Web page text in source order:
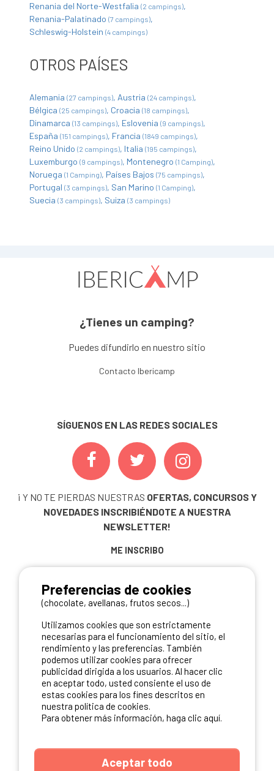
Renania del Norte-Westfalia (2 campings)
Renania-Palatinado (7 campings)
Schleswig-Holstein (4 campings)
OTROS PAÍSES
Alemania (27 campings) Austria (24 campings)
Bélgica (25 campings) Croacia (18 campings)
Dinamarca (13 campings) Eslovenia (9 campings)
España (151 campings) Francia (1849 campings)
Reino Unido (2 campings) Italia (195 campings)
Luxemburgo (9 campings) Montenegro (1 Camping)
Noruega (1 Camping) Países Bajos (75 campings)
Portugal (3 campings) San Marino (1 Camping)
Suecia (3 campings) Suiza (3 campings)
¿Tienes un camping?
Puedes difundirlo en nuestro sitio
Contacto Ibericamp
SÍGUENOS EN LAS REDES SOCIALES
¡ Y NO TE PIERDAS NUESTRAS OFERTAS, CONCURSOS Y
NOVEDADES INSCRIBIÉNDOTE A NUESTRA
NEWSLETTER!
ME INSCRIBO
NUESTROS PARTNERS
Preferencias de cookies
(chocolate, avellanas, frutos secos...)
Utilizamos cookies que son estrictamente
necesarias para el funcionamiento del sitio, el
rendimiento y las preferencias. También
podemos utilizar cookies para ofrecer
publicidad dirigida a los usuarios. Al hacer clic
en aceptar todo, usted consiente el uso de
estas cookies para los fines descritos en
nuestra política de cookies.
Para obtener más información, haga clic aquí.
Aceptar todo